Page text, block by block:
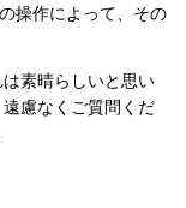
操作によって、その
素晴らしいと思い
慮なくご質問くだ